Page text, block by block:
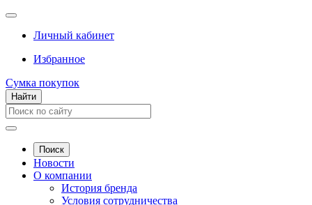
Личный кабинет
Избранное
Сумка покупок
Найти
Поиск
Новости
О компании
История бренда
Условия сотрудничества